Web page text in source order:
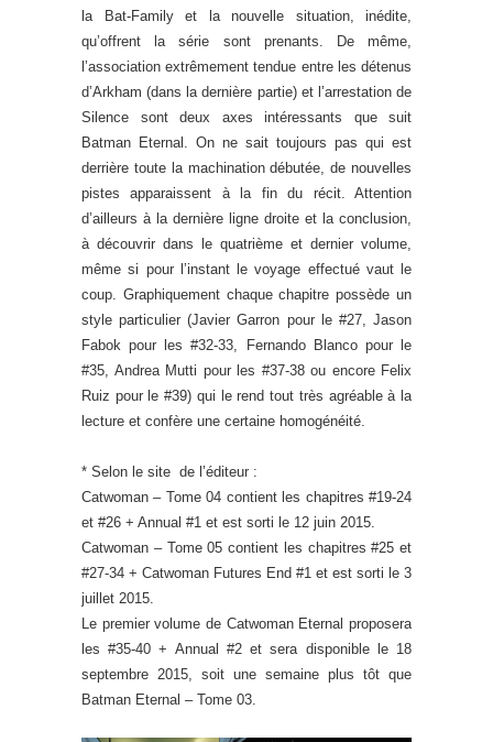
la Bat-Family et la nouvelle situation, inédite,
qu’offrent la série sont prenants. De même,
l’association extrêmement tendue entre les détenus
d’Arkham (dans la dernière partie) et l’arrestation de
Silence sont deux axes intéressants que suit
Batman Eternal. On ne sait toujours pas qui est
derrière toute la machination débutée, de nouvelles
pistes apparaissent à la fin du récit. Attention
d’ailleurs à la dernière ligne droite et la conclusion,
à découvrir dans le quatrième et dernier volume,
même si pour l’instant le voyage effectué vaut le
coup. Graphiquement chaque chapitre possède un
style particulier (Javier Garron pour le #27, Jason
Fabok pour les #32-33, Fernando Blanco pour le
#35, Andrea Mutti pour les #37-38 ou encore Felix
Ruiz pour le #39) qui le rend tout très agréable à la
lecture et confère une certaine homogénéité.
* Selon le site de l’éditeur :
Catwoman – Tome 04 contient les chapitres #19-24
et #26 + Annual #1 et est sorti le 12 juin 2015.
Catwoman – Tome 05 contient les chapitres #25 et
#27-34 + Catwoman Futures End #1 et est sorti le 3
juillet 2015.
Le premier volume de Catwoman Eternal proposera
les #35-40 + Annual #2 et sera disponible le 18
septembre 2015, soit une semaine plus tôt que
Batman Eternal – Tome 03.